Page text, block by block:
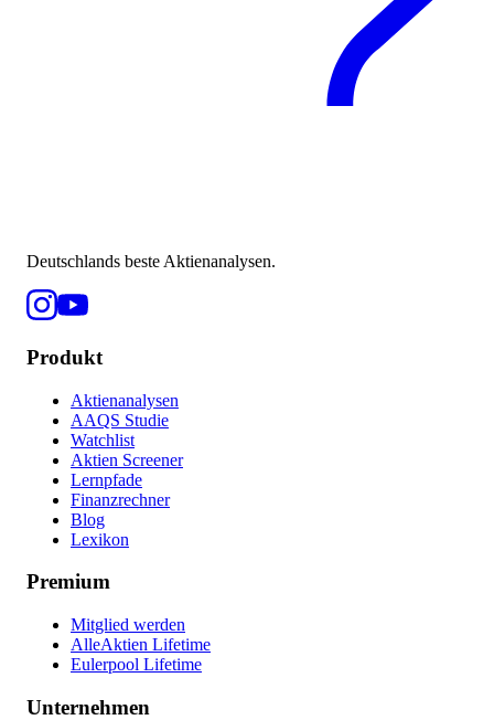
Deutschlands beste Aktienanalysen.
Produkt
Aktienanalysen
AAQS Studie
Watchlist
Aktien Screener
Lernpfade
Finanzrechner
Blog
Lexikon
Premium
Mitglied werden
AlleAktien Lifetime
Eulerpool Lifetime
Unternehmen